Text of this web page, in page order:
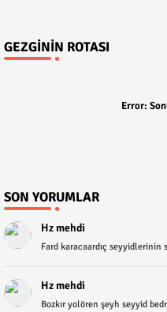
GEZGININ ROTASI
Error:
SON YORUMLAR
Hz mehdi
Fard karacaardıç seyyidlerinin
Hz mehdi
Bozkır yolören şeyh seyyid